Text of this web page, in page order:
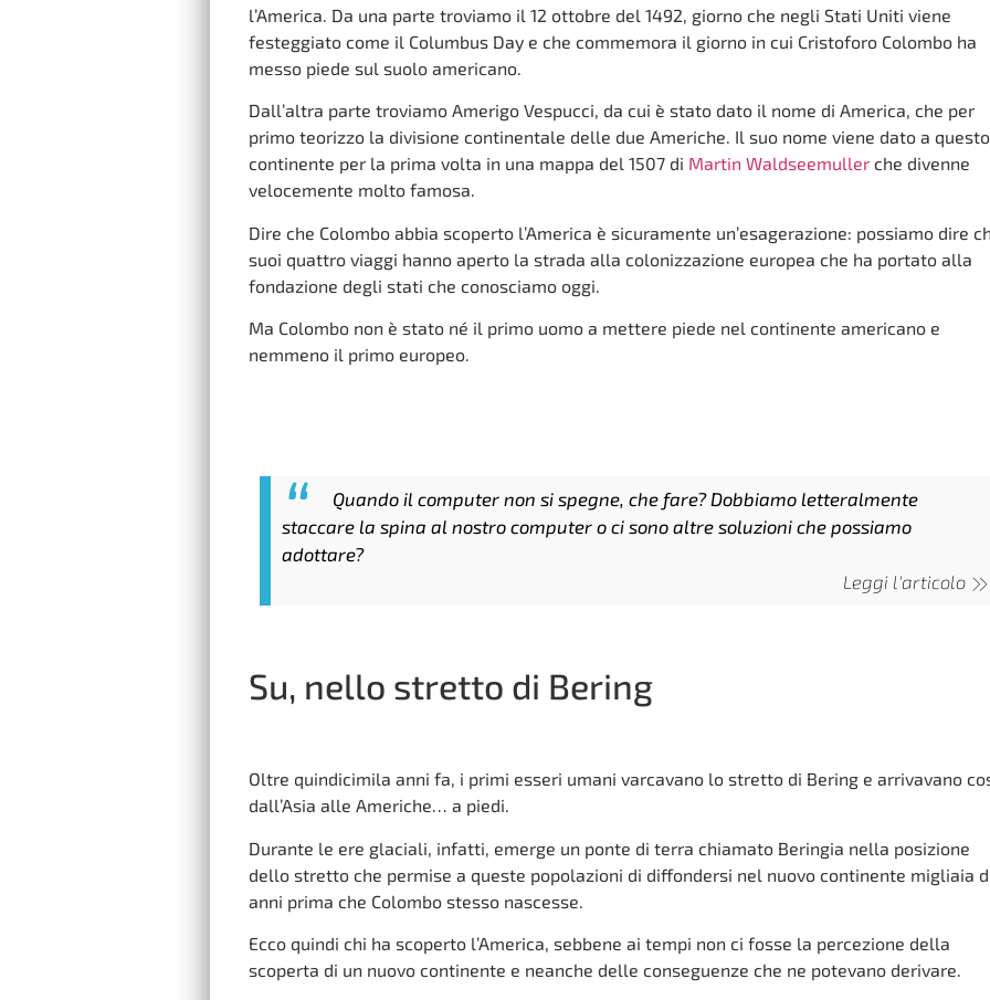
l’America. Da una parte troviamo il 12 ottobre del 1492, giorno che negli Stati Uniti viene
festeggiato come il Columbus Day e che commemora il giorno in cui Cristoforo Colombo ha
messo piede sul suolo americano.
Dall’altra parte troviamo Amerigo Vespucci, da cui è stato dato il nome di America, che per
primo teorizzo la divisione continentale delle due Americhe. Il suo nome viene dato a questo
continente per la prima volta in una mappa del 1507 di Martin Waldseemullerche divenne
velocemente molto famosa.
Dire che Colombo abbia scoperto l’America è sicuramente un’esagerazione: possiamo dire
suoi quattro viaggi hanno aperto la strada alla colonizzazione europea che ha portato alla
fondazione degli stati che conosciamo oggi.
Ma Colombo non è stato né il primo uomo a mettere piede nel continente americano e
nemmeno il primo europeo.
Quando il computer non si spegne, che fare? Dobbiamo letteralmente
staccare la spina al nostro computer o ci sono altre soluzioni che possiamo
adottare?
Leggi l'articolo
Su, nello stretto di Bering
Oltre quindicimila anni fa, i primi esseri umani varcavano lo stretto di Bering e arrivavano
dall’Asia alle Americhe… a piedi.
Durante le ere glaciali, infatti, emerge un ponte di terra chiamato Beringia nella posizione
dello stretto che permise a queste popolazioni di diffondersi nel nuovo continente migliaia
anni prima che Colombo stesso nascesse.
Ecco quindi chi ha scoperto l’America, sebbene ai tempi non ci fosse la percezione della
scoperta di un nuovo continente e neanche delle conseguenze che ne potevano derivare.